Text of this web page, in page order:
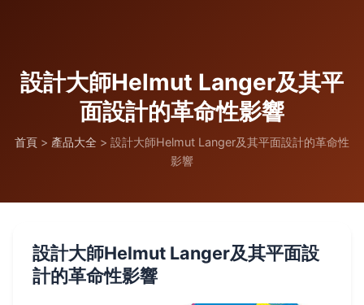
設計大師Helmut Langer及其平
面設計的革命性影響
首頁 > 產品大全 > 設計大師Helmut Langer及其平面設計的革命性
影響
設計大師Helmut Langer及其平面設
計的革命性影響